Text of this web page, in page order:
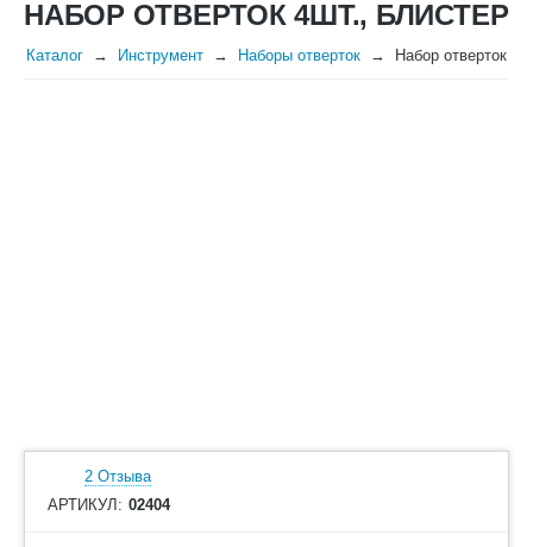
НАБОР ОТВЕРТОК 4ШТ., БЛИСТЕР
Каталог Инструмент Наборы отверток Набор отверток
2 Отзыва
АРТИКУЛ: 02404